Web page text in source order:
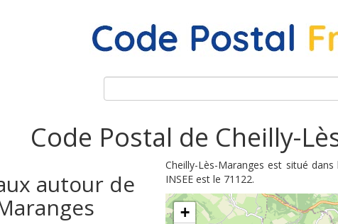
Code Postal de Cheilly-
autour de
Cheilly-Lès-Maranges est situé
INSEE est le 71122.
+